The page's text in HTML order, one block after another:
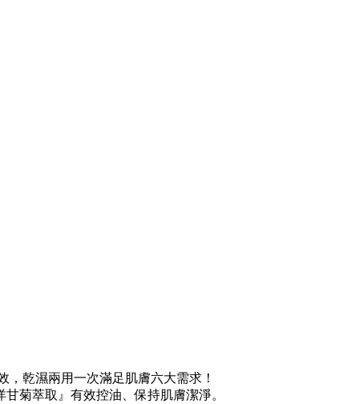
乾濕兩用一次滿足肌膚六大需求！
菊萃取』有效控油、保持肌膚潔淨。